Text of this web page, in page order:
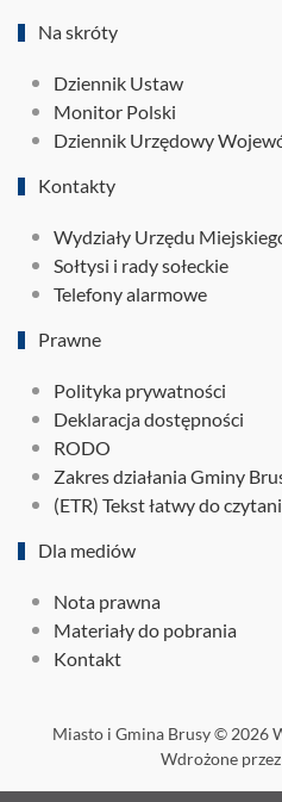
Na skróty
Dziennik Ustaw
Monitor Polski
Dziennik Urzędowy
Kontakty
Wydziały Urzędu
Sołtysi i rady sołeckie
Telefony alarmowe
Prawne
Polityka prywatności
Deklaracja dostępności
RODO
Zakres działania Gminy
(ETR) Tekst łatwy do
Dla mediów
Nota prawna
Materiały do pobrania
Kontakt
Miasto i Gmina Brusy © 2026
Wdrożone przez